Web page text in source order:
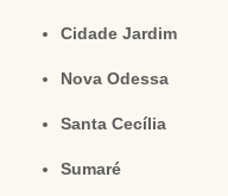
Cidade Jardim
Nova Odessa
Santa Cecília
Sumaré